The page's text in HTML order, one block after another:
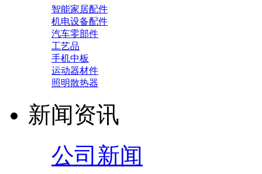
智能家居配件
机电设备配件
汽车零部件
工艺品
手机中板
运动器材件
照明散热器
新闻资讯
公司新闻